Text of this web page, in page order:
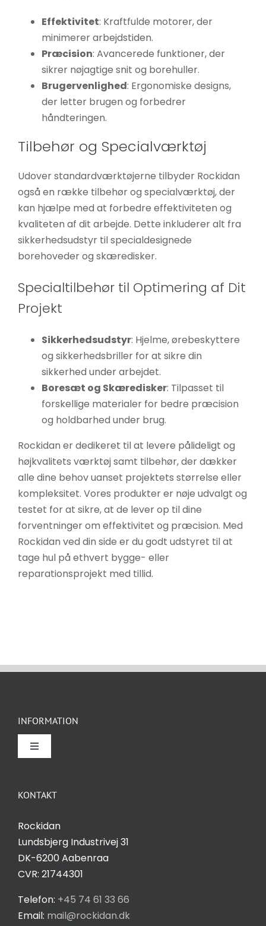
Effektivitet: Kraftfulde motorer, der
minimerer arbejdstiden.
Præcision: Avancerede funktioner, der
sikrer nøjagtige snit og borehuller.
Brugervenlighed: Ergonomiske designs,
der letter brugen og forbedrer
håndteringen.
Tilbehør og Specialværktøj
Udover standardværktøjerne tilbyder Rockidan
også en række tilbehør og specialværktøj, der
kan hjælpe med at forbedre effektiviteten og
kvaliteten af dit arbejde. Dette inkluderer alt fra
sikkerhedsudstyr til specialdesignede
borehoveder og skæredisker.
Specialtilbehør til Optimering af Dit
Projekt
Sikkerhedsudstyr: Hjelme, ørebeskyttere
og sikkerhedsbriller for at sikre din
sikkerhed under arbejdet.
Boresæt og Skæredisker: Tilpasset til
forskellige materialer for bedre præcision
og holdbarhed under brug.
Rockidan er dedikeret til at levere pålideligt og
højkvalitets værktøj samt tilbehør, der dækker
alle dine behov uanset projektets størrelse eller
kompleksitet. Vores produkter er nøje udvalgt og
testet for at sikre, at de lever op til dine
forventninger om effektivitet og præcision. Med
Rockidan ved din side er du godt udstyret til at
tage hul på ethvert bygge- eller
reparationsprojekt med tillid.
KONTAKT
Rockidan
Lundsbjerg Industrivej 31
DK-6200 Aabenraa
CVR: 21744301
Telefon: +45 74 61 33 66
Email: mail@rockidan.dk
INFORMATION
Toggle
Salgs- og leveringsbetingelser
Privatlivspolitik